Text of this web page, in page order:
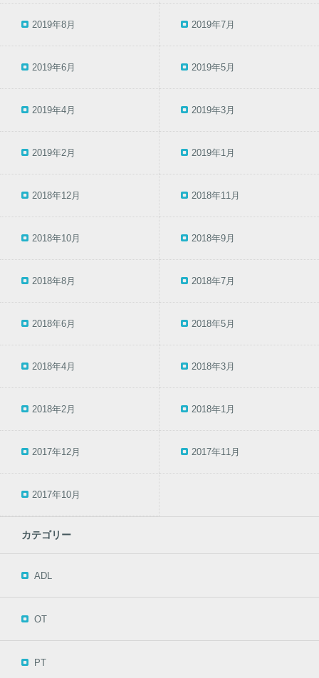
2019年8月 2019年7月
2019年6月 2019年5月
2019年4月 2019年3月
2019年2月 2019年1月
2018年12月 2018年11月
2018年10月 2018年9月
2018年8月 2018年7月
2018年6月 2018年5月
2018年4月 2018年3月
2018年2月 2018年1月
2017年12月 2017年11月
2017年10月
カテゴリー
ADL
OT
PT